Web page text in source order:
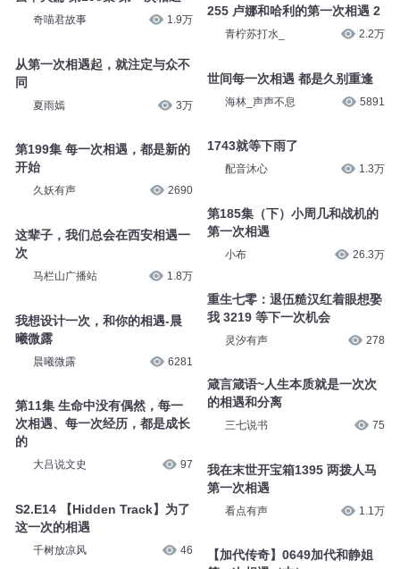
奇喵君故事 1.9万
从第一次相遇起，就注定与众不
同
夏雨嫣 3万
第199集 每一次相遇，都是新的
开始
久妖有声 2690
这辈子，我们总会在西安相遇一
次
马栏山广播站 1.8万
我想设计一次，和你的相遇-晨
曦微露
晨曦微露 6281
第11集 生命中没有偶然，每一
次相遇、每一次经历，都是成长
的
大吕说文史 97
S2.E14 【Hidden Track】为了
这一次的相遇
千树放凉风 46
255 卢娜和哈利的第一次相遇 2
青柠苏打水_ 2.2万
世间每一次相遇 都是久别重逢
海林_声声不息 5891
1743就等下雨了
配音沐心 1.3万
第185集（下）小周几和战机的
第一次相遇
小布 26.3万
重生七零：退伍糙汉红着眼想娶
我 3219 等下一次机会
灵汐有声 278
箴言箴语~人生本质就是一次次
的相遇和分离
三七说书 75
我在末世开宝箱1395 两拨人马
第一次相遇
看点有声 1.1万
【加代传奇】0649加代和静姐